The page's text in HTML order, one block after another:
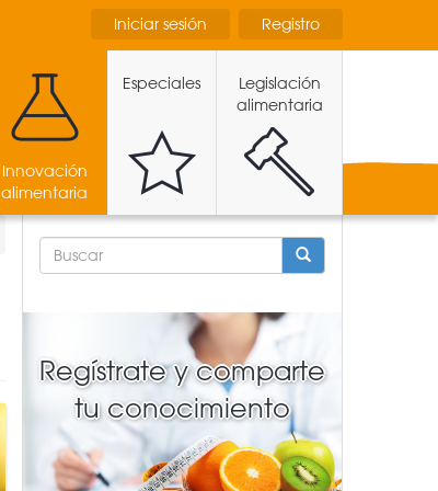
Iniciar sesión Registro
Innovación
alimentaria
Especiales
Legislación
alimentaria
FORMULARIO
DE
Regístrate y comparte
tu conocimiento